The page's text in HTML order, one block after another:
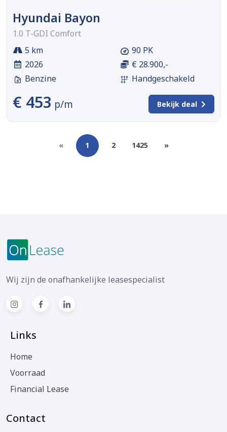
Hyundai Bayon
1.0 T-GDI Comfort
5 km
2026
Benzine
90 PK
€ 28.900,-
Handgeschakeld
€ 453 p/m Bekijk deal
« 1 2 1425 »
Wij zijn de onafhankelijke leasespecialist
Links
Home
Voorraad
Financial Lease
Contact